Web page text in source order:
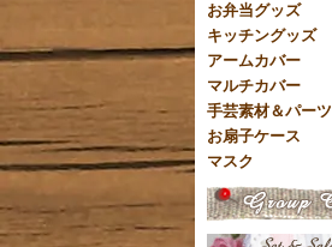
お弁当グッズ
キッチングッズ
アームカバー
マルチカバー
手芸素材＆パーツ
お扇子ケース
マスク